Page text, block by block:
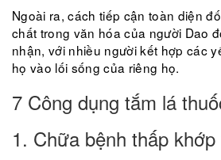
Ngoài ra, cách tiếp cận toàn diện
chất trong văn hóa của người Dao
nhận, với nhiều người kết hợp các
họ vào lối sống của riêng họ.
7 Công dụng tắm lá
1. Chữa bệnh thấp